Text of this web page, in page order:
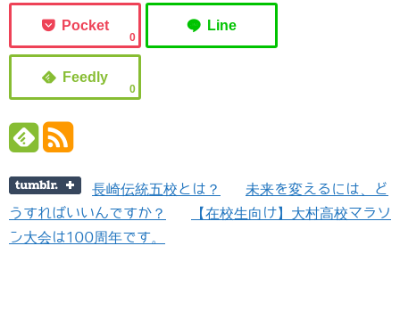
0
0
長崎伝統五校とは？
未来を変えるには、ど
うすればいいんですか？
【在校生向け】大村高校マラソ
ン大会は100周年です。